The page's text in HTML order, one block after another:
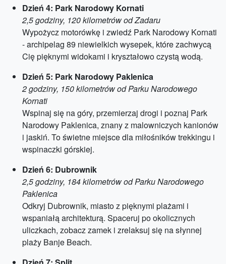
Dzień 4: Park Narodowy Kornati
2,5 godziny, 120 kilometrów od Zadaru
Wypożycz motorówkę i zwiedź Park Narodowy Kornati
- archipelag 89 niewielkich wysepek, które zachwycą
Cię pięknymi widokami i kryształowo czystą wodą.
Dzień 5: Park Narodowy Paklenica
2 godziny, 150 kilometrów od Parku Narodowego
Kornati
Wspinaj się na góry, przemierzaj drogi i poznaj Park
Narodowy Paklenica, znany z malowniczych kanionów
i jaskiń. To świetne miejsce dla miłośników trekkingu i
wspinaczki górskiej.
Dzień 6: Dubrownik
2,5 godziny, 184 kilometrów od Parku Narodowego
Paklenica
Odkryj Dubrownik, miasto z pięknymi plażami i
wspaniałą architekturą. Spaceruj po okolicznych
uliczkach, zobacz zamek i zrelaksuj się na słynnej
plaży Banje Beach.